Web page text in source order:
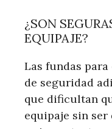
¿SON
EQUIPAJE?
Las fundas
de seguridad
que dificultan
equipaje sin ser